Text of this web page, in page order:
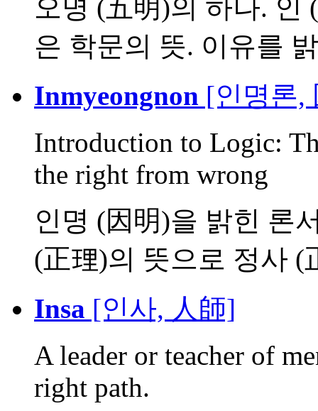
오명 (五明)의 하나. 인
은 학문의 뜻. 이유를
Inmyeongnon [인명론,
Introduction to Logic:
the right from wrong
인명 (因明)을 밝힌 론
(正理)의 뜻으로 정사 (
Insa [인사, 人師]
A leader or teacher of
right path.